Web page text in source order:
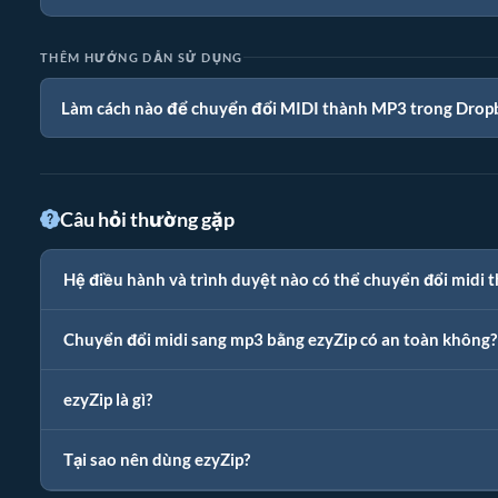
THÊM HƯỚNG DẪN SỬ DỤNG
Làm cách nào để chuyển đổi MIDI thành MP3 trong
Câu hỏi thường gặp
Hệ điều hành và trình duyệt nào có thể chuyển đổi midi
Chuyển đổi midi sang mp3 bằng ezyZip có an toàn không?
ezyZip là gì?
Tại sao nên dùng ezyZip?